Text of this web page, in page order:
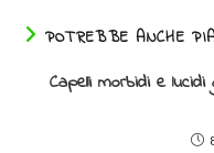
POTREBBE ANCHE
Capelli morbidi e